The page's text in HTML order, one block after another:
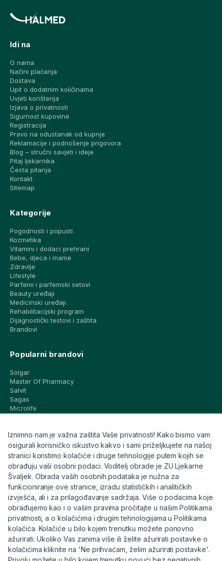
Idi na
O nama
Načini plaćanja
Dostava
Upit o dodatnim količinama
Uvjeti korištenja
Izjava o privatnosti
Sigurnost kupovine
Registracija
Pravo na odustanak od kupnje
Reklamacije i podnošenje prigovora
Blog – stručni savjeti i ideje
Pitaj ljekarnika
Česta pitanja
Kontakt
Sitemap
Kategorije
Pogodnosti i popusti
Kozmetika
Vitamini i dodaci prehrani
Bebe, djeca i mame
Zdravlje
Lifestyle
Parfemi i parfemski setovi
Beauty uređaji
Medicinski uređaji
Rehabilitacijski program
Dijagnostički testovi i zaštita
Brandovi
Popularni brandovi
Solgar
Master Of Pharmacy
Salvit
Sagas
Microlife
CeraVe
Eucerin
Avene
Bioderma
Svi brandovi
Info
Trebate pomoć ili imate pitanja?
+385 91 6191 901
info@eljekarna24.hr
Iznimno nam je važna zaštita Vaše privatnosti! Kako bismo vam
osigurali korisničko iskustvo kakvo i sami priželjkujete na našoj
stranici koristimo kolačiće i druge tehnologije putem kojih se
obrađuju vaši osobni podaci. Voditelj obrade je ZU Ljekarne
Švaljek. Obrada vaših osobnih podataka je nužna za
funkcioniranje ove stranice, izradu statističkih i analitičkih
izvješća, ali i za prilagođavanje sadržaja. Više o podacima koje
obrađujemo kao i o vašim pravima pročitajte u našim Politikama
privatnosti, a o kolačićima i drugim tehnologijama u Politikama
kolačića. Kolačiće u bilo kojem trenutku možete ponovno
ažurirati. Ukoliko Vas zanima više ili želite ažurirati postavke o
kolačićima kliknite na 'Ne prihvaćam, želim ažurirati postavke'.